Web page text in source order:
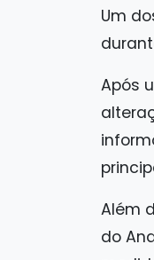
Um
Após
Além
do